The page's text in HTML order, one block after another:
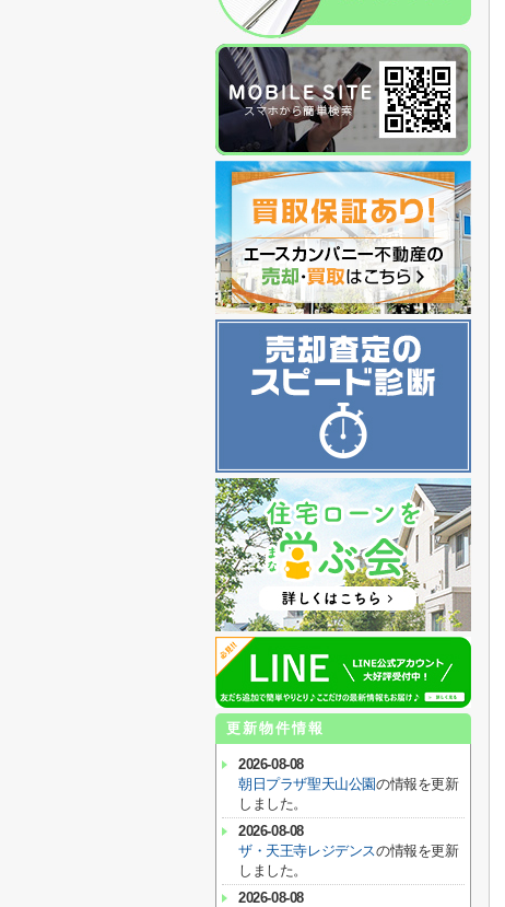
更新物件情報
2026-08-08
朝日プラザ聖天山公園の情報を更新
しました。
2026-08-08
ザ・天王寺レジデンスの情報を更新
しました。
2026-08-08